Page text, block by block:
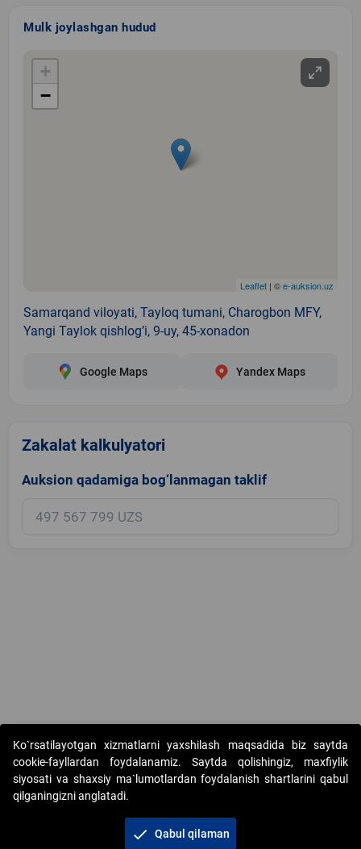
Mulk joylashgan hudud
+
−
Leaflet | ©e-auksion.uz
Samarqand viloyati, Tayloq tumani, Charogbon MFY,
Yangi Taylok qishlogʼi, 9-uy, 45-xonadon
Google Maps Yandex Maps
Zakalat kalkulyatori
Auksion qadamiga bog‘lanmagan taklif
Copyright © 2017-2026. "Elektron onlayn-auksionlarni tashkil etish"
AJ. Barcha huquqlar himoyalangan
Ko`rsatilayotgan xizmatlarni yaxshilash maqsadida biz saytda
cookie-fayllardan foydalanamiz. Saytda qolishingiz, maxfiylik
siyosati va shaxsiy ma`lumotlardan foydalanish shartlarini qabul
qilganingizni anglatadi.
check Qabul qilaman